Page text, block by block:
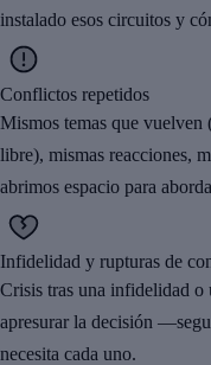
instalado esos circuitos y
Conflictos repetidos
Mismos temas que
libre), mismas reacciones,
abrimos espacio para
Infidelidad y rupturas de
Crisis tras una infidelidad o
apresurar la decisión
necesita cada uno.